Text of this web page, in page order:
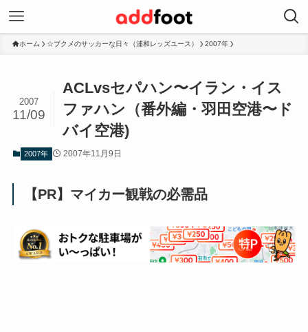
ホーム ☆ブクメのサッカーな日々（浦和レッズユース） 2007年
ACLvsセパハン〜イラン・イス
ファハン（番外編・羽田空港〜ド
バイ空港)
2007
11/09
2007年 2007年11月9日
【PR】マイカー観戦の必需品